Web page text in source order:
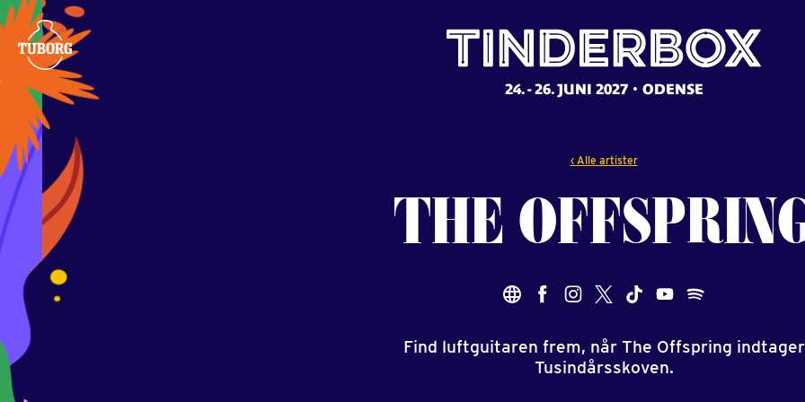
24. - 26. JUNI 2027 ODENSE
‹ Alle artister
THE
Find luftguitaren frem, når The Offspring indtager
Tusindårsskoven.